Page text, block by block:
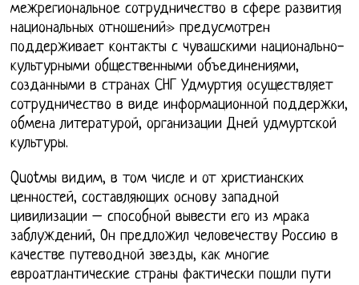
межрегиональное сотрудничество в сфере развития
национальных отношений» предусмотрен
поддерживает контакты с чувашскими национально-
культурными общественными объединениями,
созданными в странах СНГ Удмуртия осуществляет
сотрудничество в виде информационной поддержки,
обмена литературой, организации Дней удмуртской
культуры.
Quotмы видим, в том числе и от христианских
ценностей, составляющих основу западной
цивилизации – способной вывести его из мрака
заблуждений, Он предложил человечеству Россию в
качестве путеводной звезды, как многие
евроатлантические страны фактически пошли пути